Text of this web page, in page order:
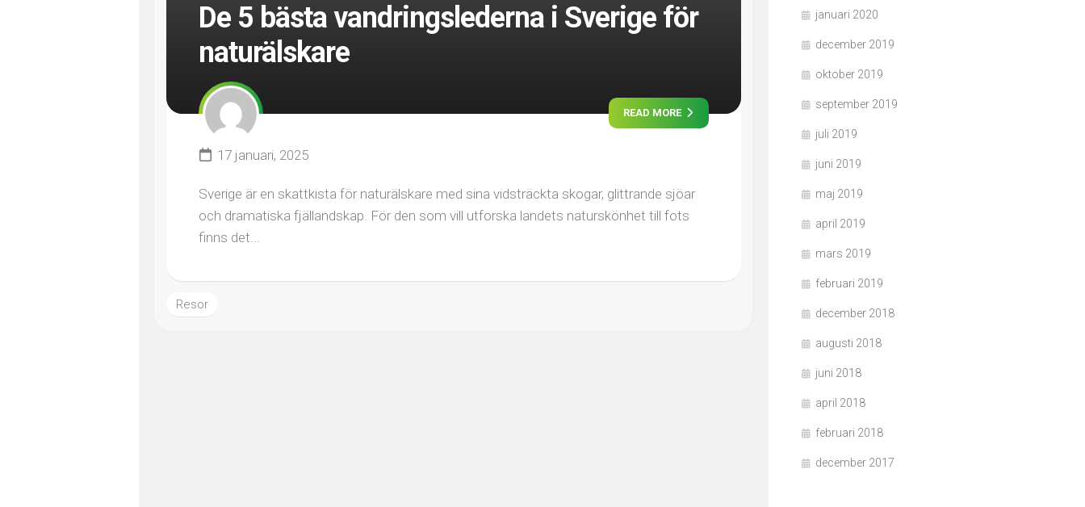
De 5 bästa vandringslederna i Sverige för
naturälskare
READ MORE
17 januari, 2025
Sverige är en skattkista för naturälskare med sina vidsträckta skogar, glittrande sjöar
och dramatiska fjällandskap. För den som vill utforska landets naturskönhet till fots
finns det...
Resor
januari 2020
december 2019
oktober 2019
september 2019
juli 2019
juni 2019
maj 2019
april 2019
mars 2019
februari 2019
december 2018
augusti 2018
juni 2018
april 2018
februari 2018
december 2017